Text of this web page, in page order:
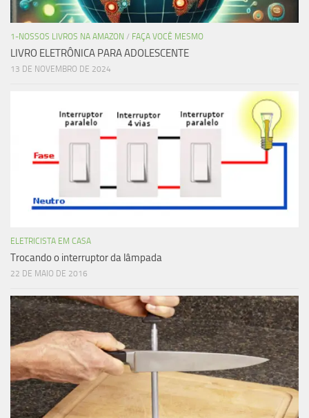
1-NOSSOS LIVROS NA AMAZON / FAÇA VOCÊ MESMO
LIVRO ELETRÔNICA PARA ADOLESCENTE
13 DE NOVEMBRO DE 2024
ELETRICISTA EM CASA
Trocando o interruptor da lâmpada
22 DE MAIO DE 2016